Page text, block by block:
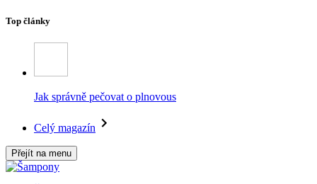
Top články
Jak správně pečovat o plnovous
Celý magazín
Přejít na menu